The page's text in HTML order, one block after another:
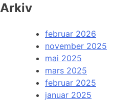
Arkiv
februar 2026
november 2025
mai 2025
mars 2025
februar 2025
januar 2025